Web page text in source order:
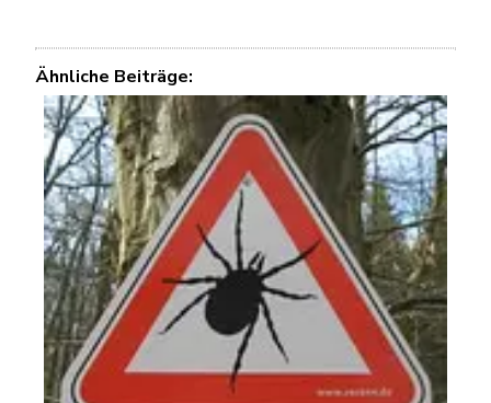
Ähnliche Beiträge: